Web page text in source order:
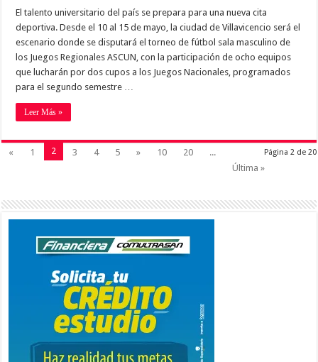
El talento universitario del país se prepara para una nueva cita
deportiva. Desde el 10 al 15 de mayo, la ciudad de Villavicencio será el
escenario donde se disputará el torneo de fútbol sala masculino de
los Juegos Regionales ASCUN, con la participación de ocho equipos
que lucharán por dos cupos a los Juegos Nacionales, programados
para el segundo semestre …
Leer Más »
Página 2 de 20
« 1 2 3 4 5 » 10 20
...
Última »